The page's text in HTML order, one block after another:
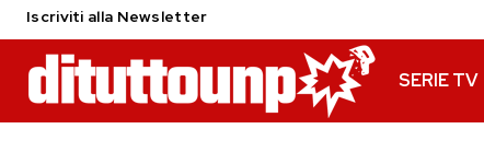
Iscriviti alla Newsletter
SERIE TV